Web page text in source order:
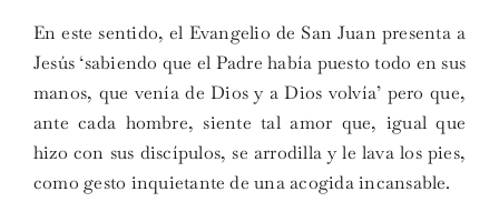
En este sentido, el Evangelio de San Juan presenta a
Jesús ‘sabiendo que el Padre había puesto todo en sus
manos, que venía de Dios y a Dios volvía’ pero que,
ante cada hombre, siente tal amor que, igual que
hizo con sus discípulos, se arrodilla y le lava los pies,
como gesto inquietante de una acogida incansable.